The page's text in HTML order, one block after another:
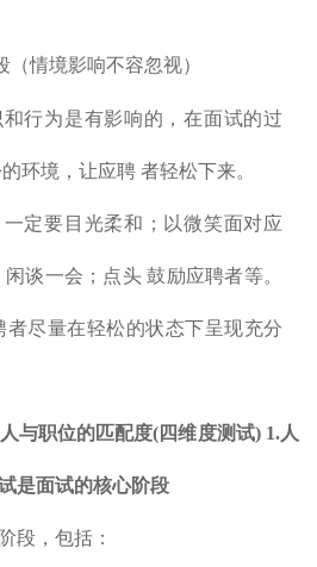
（情境影响不容忽视）
行为是有影响的，在面试的过
环境，让应聘 者轻松下来。
定要目光柔和；以微笑面对应
谈一会；点头 鼓励应聘者等。
尽量在轻松的状态下呈现充分
与职位的匹配度(四维度测试) 1.人
是面试的核心阶段
段，包括：